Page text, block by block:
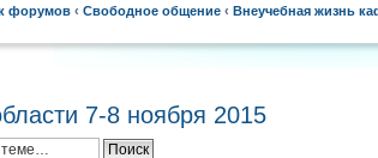
форумов ‹ Свободное общение ‹ Внеучебная жизнь
7-8 ноября 2015